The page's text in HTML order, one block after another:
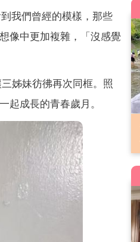
我們曾經的模樣，那些
像中更加複雜，「沒感覺
姊妹彷彿再次同框。照
起成長的青春歲月。